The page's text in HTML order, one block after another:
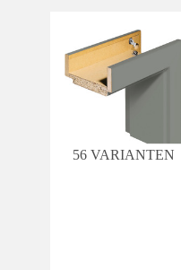
56 VARIANTEN